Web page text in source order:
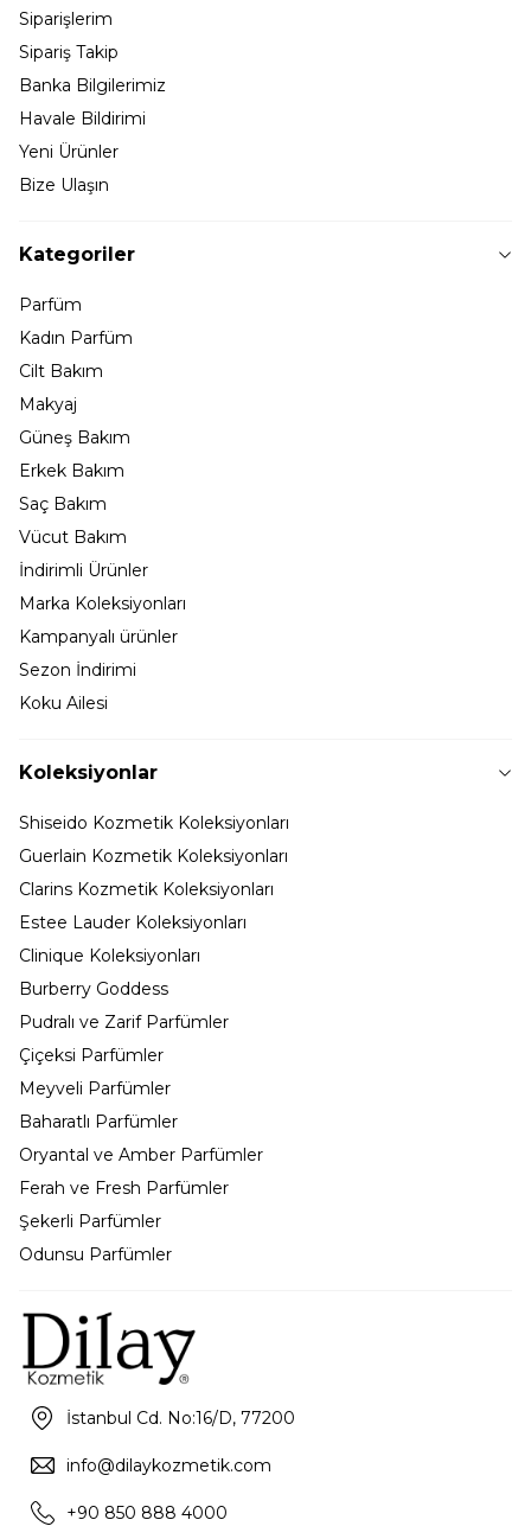
Siparişlerim
Sipariş Takip
Banka Bilgilerimiz
Havale Bildirimi
Yeni Ürünler
Bize Ulaşın
Kategoriler
Parfüm
Kadın Parfüm
Cilt Bakım
Makyaj
Güneş Bakım
Erkek Bakım
Saç Bakım
Vücut Bakım
İndirimli Ürünler
Marka Koleksiyonları
Kampanyalı ürünler
Sezon İndirimi
Koku Ailesi
Koleksiyonlar
Shiseido Kozmetik Koleksiyonları
Guerlain Kozmetik Koleksiyonları
Clarins Kozmetik Koleksiyonları
Estee Lauder Koleksiyonları
Clinique Koleksiyonları
Burberry Goddess
Pudralı ve Zarif Parfümler
Çiçeksi Parfümler
Meyveli Parfümler
Baharatlı Parfümler
Oryantal ve Amber Parfümler
Ferah ve Fresh Parfümler
Şekerli Parfümler
Odunsu Parfümler
İstanbul Cd. No:16/D, 77200
info@dilaykozmetik.com
+90 850 888 4000